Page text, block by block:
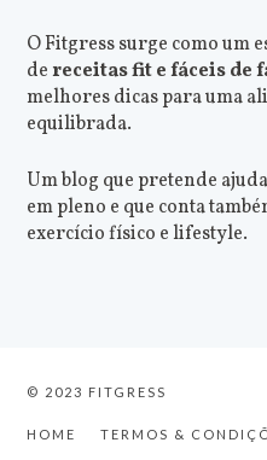
O Fitgress surge como um
dereceitas fit e fáceis de
melhores dicas para uma
equilibrada.
Um blog que pretende
em pleno e que conta
exercício físico e lifestyle.
© 2023 FITGRESS
HOME TERMOS &